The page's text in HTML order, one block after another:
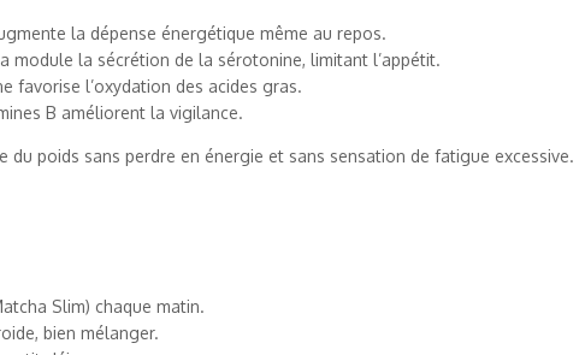
la dépense énergétique même au repos.
module la sécrétion de la sérotonine, limitant l’appétit.
favorise l’oxydation des acides gras.
B améliorent la vigilance.
du poids sans perdre en énergie et sans sensation de fatigue excessive.
Slim) chaque matin.
bien mélanger.